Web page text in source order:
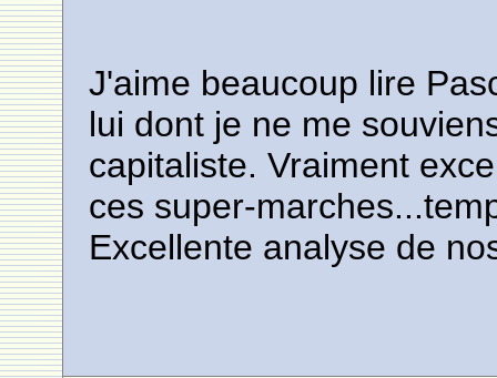
J'aime beaucoup lire
lui dont je ne me
capitaliste. Vraiment
ces super-
Excellente analyse de